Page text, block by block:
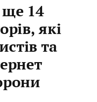
14
які
та